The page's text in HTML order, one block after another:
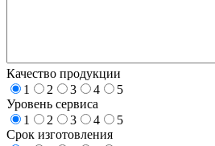
Качество продукции
1
2 3 4
5
Уровень сервиса
1
2 3 4
5
Срок изготовления